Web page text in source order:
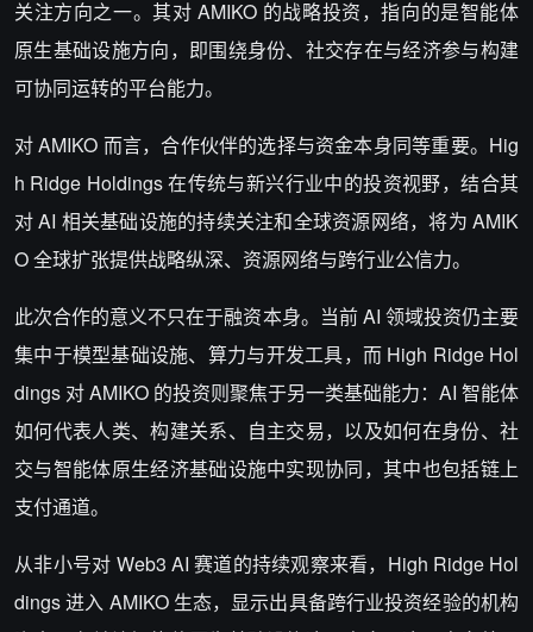
关注方向之一。其对 AMIKO 的战略投资，指向的是智能体
原生基础设施方向，即围绕身份、社交存在与经济参与构建
可协同运转的平台能力。
对AMIKO 而言，合作伙伴的选择与资金本身同等重要。 Hig
h Ridge Holdings在传统与新兴行业中的投资视野，结合其
对AI 相关基础设施的持续关注和全球资源网络，将为 AMIK
O全球扩张提供战略纵深、资源网络与跨行业公信力。
此次合作的意义不只在于融资本身。当前AI 领域投资仍主要
集中于模型基础设施、算力与开发工具，而 High Ridge Hol
dings 对AMIKO 的投资则聚焦于另一类基础能力： AI 智能体
如何代表人类、构建关系、自主交易，以及如何在身份、社
交与智能体原生经济基础设施中实现协同，其中也包括链上
支付通道。
从非小号对 Web3 AI 赛道的持续观察来看， High Ridge Hol
dings进入 AMIKO 生态，显示出具备跨行业投资经验的机构